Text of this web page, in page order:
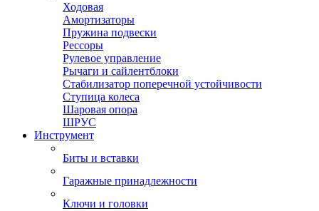
Ходовая
Амортизаторы
Пружина подвески
Рессоры
Рулевое управление
Рычаги и сайлентблоки
Стабилизатор поперечной устойчивости
Ступица колеса
Шаровая опора
ШРУС
Инструмент
Биты и вставки
Гаражные принадлежности
Ключи и головки